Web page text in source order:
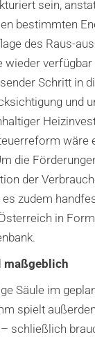
sein,
bestimmten
des Raus-
wieder
Schritt in
und
wäre
die
der
zudem
in
maßgeblich
Säule im
spielt
schließlich